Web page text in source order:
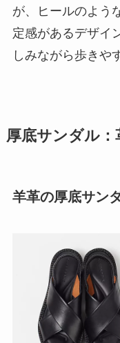
が、ヒールのよう
定感があるデザイ
しみながら歩きや
厚底サンダル：
羊革の厚底サン